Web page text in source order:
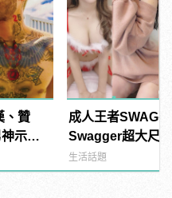
、贊
示
成人王者SWAG
Swagger超大尺
紅海鮮通通有，
結！ |
生活話題